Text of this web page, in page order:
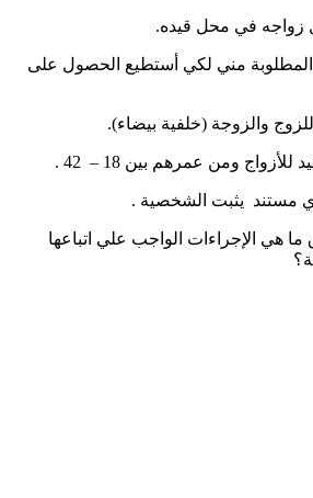
المطلوبة مني لكي أستطيع الحصول على
ما هي الإجراءات الواجب علي اتباعها